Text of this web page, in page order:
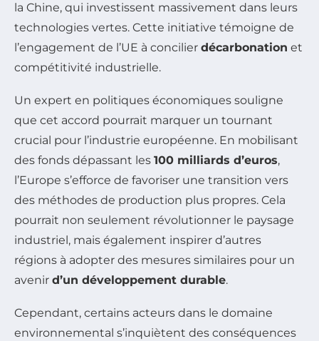
la Chine, qui investissent massivement dans leurs
technologies vertes. Cette initiative témoigne de
l’engagement de l’UE à concilier décarbonation et
compétitivité industrielle.
Un expert en politiques économiques souligne
que cet accord pourrait marquer un tournant
crucial pour l’industrie européenne. En mobilisant
des fonds dépassant les 100 milliards d’euros,
l’Europe s’efforce de favoriser une transition vers
des méthodes de production plus propres. Cela
pourrait non seulement révolutionner le paysage
industriel, mais également inspirer d’autres
régions à adopter des mesures similaires pour un
avenir d’un développement durable.
Cependant, certains acteurs dans le domaine
environnemental s’inquiètent des conséquences